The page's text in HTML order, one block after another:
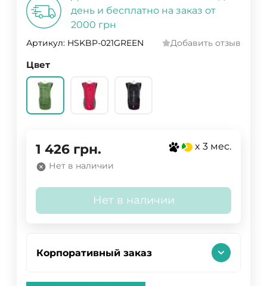
день и бесплатно на заказ от
2000 грн
Артикул: HSKBP-021GREEN Добавить отзыв
Цвет
1 426 грн. x 3 мес.
Нет в наличии
Нет в наличии
Корпоративный заказ